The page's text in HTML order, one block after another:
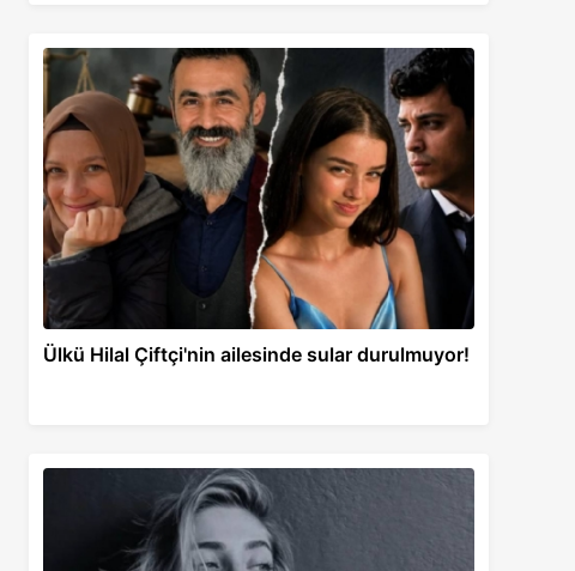
Ülkü Hilal Çiftçi'nin ailesinde sular durulmuyor!